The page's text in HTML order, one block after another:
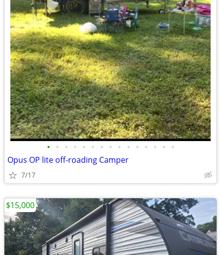
• • • • • • • • • • • • • • •
Opus OP lite off-roading Camper
7/17
$15,000